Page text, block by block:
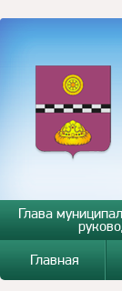
Глава
Главная